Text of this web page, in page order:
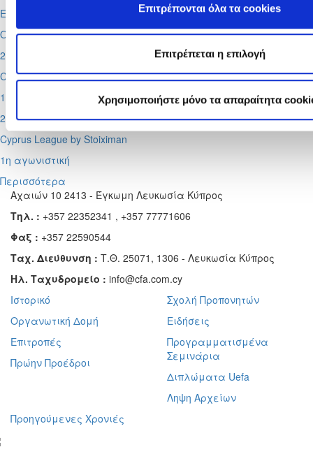
Επιτρέπονται όλα τα cookies
Επιτρέπεται η επιλογή
Χρησιμοποιήστε μόνο τα απαραίτητα
Europa League
Ομόνοια - Λίνκολν, Πάφος - Σάλτσμπουργκ
2026-08-29
Cyprus League by Stoiximan
1η αγωνιστική
2026-08-30
Cyprus League by Stoiximan
1η αγωνιστική
Περισσότερα
Αχαιών 10 2413 - Έγκωμη Λευκωσία Κύπρος
Τηλ. : +357 22352341 , +357 77771606
Φαξ : +357 22590544
Ταχ. Διεύθυνση : Τ.Θ. 25071, 1306 - Λευκωσία Κύπρος
Ηλ. Ταχυδρομείο : info@cfa.com.cy
Ιστορικό
Οργανωτική Δομή
Επιτροπές
Πρώην Προέδροι
Σχολή Προπονητών
Ειδήσεις
Προγραμματισμένα
Σεμινάρια
Διπλώματα Uefa
Ληψη Αρχείων
Προηγούμενες Χρονιές